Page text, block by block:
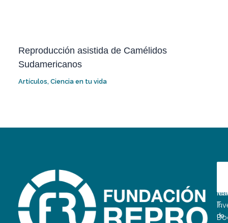
Reproducción asistida de Camélidos
Sudamericanos
Artículos,Ciencia en tu vida
T.
de